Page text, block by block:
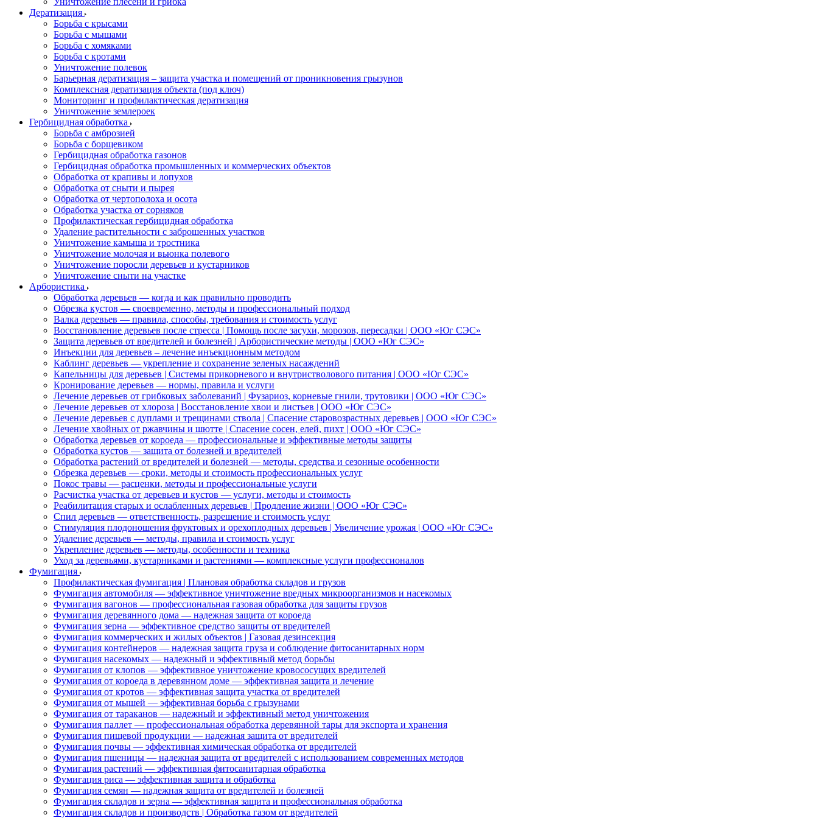
Дератизация
Борьба с крысами
Борьба с мышами
Борьба с хомяками
Борьба с кротами
Уничтожение полевок
Барьерная дератизация – защита участка и помещений от проникновения грызунов
Комплексная дератизация объекта (под ключ)
Мониторинг и профилактическая дератизация
Уничтожение землероек
Гербицидная обработка
Борьба с амброзией
Борьба с борщевиком
Гербицидная обработка газонов
Гербицидная обработка промышленных и коммерческих объектов
Обработка от крапивы и лопухов
Обработка от сныти и пырея
Обработка от чертополоха и осота
Обработка участка от сорняков
Профилактическая гербицидная обработка
Удаление растительности с заброшенных участков
Уничтожение камыша и тростника
Уничтожение молочая и вьюнка полевого
Уничтожение поросли деревьев и кустарников
Уничтожение сныти на участке
Арбористика
Обработка деревьев — когда и как правильно проводить
Обрезка кустов — своевременно, методы и профессиональный подход
Валка деревьев — правила, способы, требования и стоимость услуг
Восстановление деревьев после стресса | Помощь после засухи, морозов, пересадки | ООО «Юг СЭС»
Защита деревьев от вредителей и болезней | Арбористические методы | ООО «Юг СЭС»
Инъекции для деревьев – лечение инъекционным методом
Каблинг деревьев — укрепление и сохранение зеленых насаждений
Капельницы для деревьев | Системы прикорневого и внутристволового питания | ООО «Юг СЭС»
Кронирование деревьев — нормы, правила и услуги
Лечение деревьев от грибковых заболеваний | Фузариоз, корневые гнили, трутовики | ООО «Юг СЭС»
Лечение деревьев от хлороза | Восстановление хвои и листьев | ООО «Юг СЭС»
Лечение деревьев с дуплами и трещинами ствола | Спасение старовозрастных деревьев | ООО «Юг СЭС»
Лечение хвойных от ржавчины и шютте | Спасение сосен, елей, пихт | ООО «Юг СЭС»
Обработка деревьев от короеда — профессиональные и эффективные методы защиты
Обработка кустов — защита от болезней и вредителей
Обработка растений от вредителей и болезней — методы, средства и сезонные особенности
Обрезка деревьев — сроки, методы и стоимость профессиональных услуг
Покос травы — расценки, методы и профессиональные услуги
Расчистка участка от деревьев и кустов — услуги, методы и стоимость
Реабилитация старых и ослабленных деревьев | Продление жизни | ООО «Юг СЭС»
Спил деревьев — ответственность, разрешение и стоимость услуг
Стимуляция плодоношения фруктовых и орехоплодных деревьев | Увеличение урожая | ООО «Юг СЭС»
Удаление деревьев — методы, правила и стоимость услуг
Укрепление деревьев — методы, особенности и техника
Уход за деревьями, кустарниками и растениями — комплексные услуги профессионалов
Фумигация
Профилактическая фумигация | Плановая обработка складов и грузов
Фумигация автомобиля — эффективное уничтожение вредных микроорганизмов и насекомых
Фумигация вагонов — профессиональная газовая обработка для защиты грузов
Фумигация деревянного дома — надежная защита от короеда
Фумигация зерна — эффективное средство защиты от вредителей
Фумигация коммерческих и жилых объектов | Газовая дезинсекция
Фумигация контейнеров — надежная защита груза и соблюдение фитосанитарных норм
Фумигация насекомых — надежный и эффективный метод борьбы
Фумигация от клопов — эффективное уничтожение кровососущих вредителей
Фумигация от короеда в деревянном доме — эффективная защита и лечение
Фумигация от кротов — эффективная защита участка от вредителей
Фумигация от мышей — эффективная борьба с грызунами
Фумигация от тараканов — надежный и эффективный метод уничтожения
Фумигация паллет — профессиональная обработка деревянной тары для экспорта и хранения
Фумигация пищевой продукции — надежная защита от вредителей
Фумигация почвы — эффективная химическая обработка от вредителей
Фумигация пшеницы — надежная защита от вредителей с использованием современных методов
Фумигация растений — эффективная фитосанитарная обработка
Фумигация риса — эффективная защита и обработка
Фумигация семян — надежная защита от вредителей и болезней
Фумигация складов и зерна — эффективная защита и профессиональная обработка
Фумигация складов и производств | Обработка газом от вредителей